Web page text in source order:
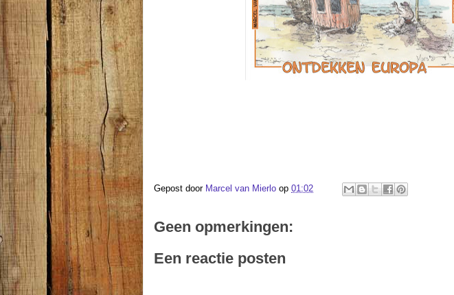
Gepost door Marcel van Mierlo op 01:02
Geen opmerkingen:
Een reactie posten